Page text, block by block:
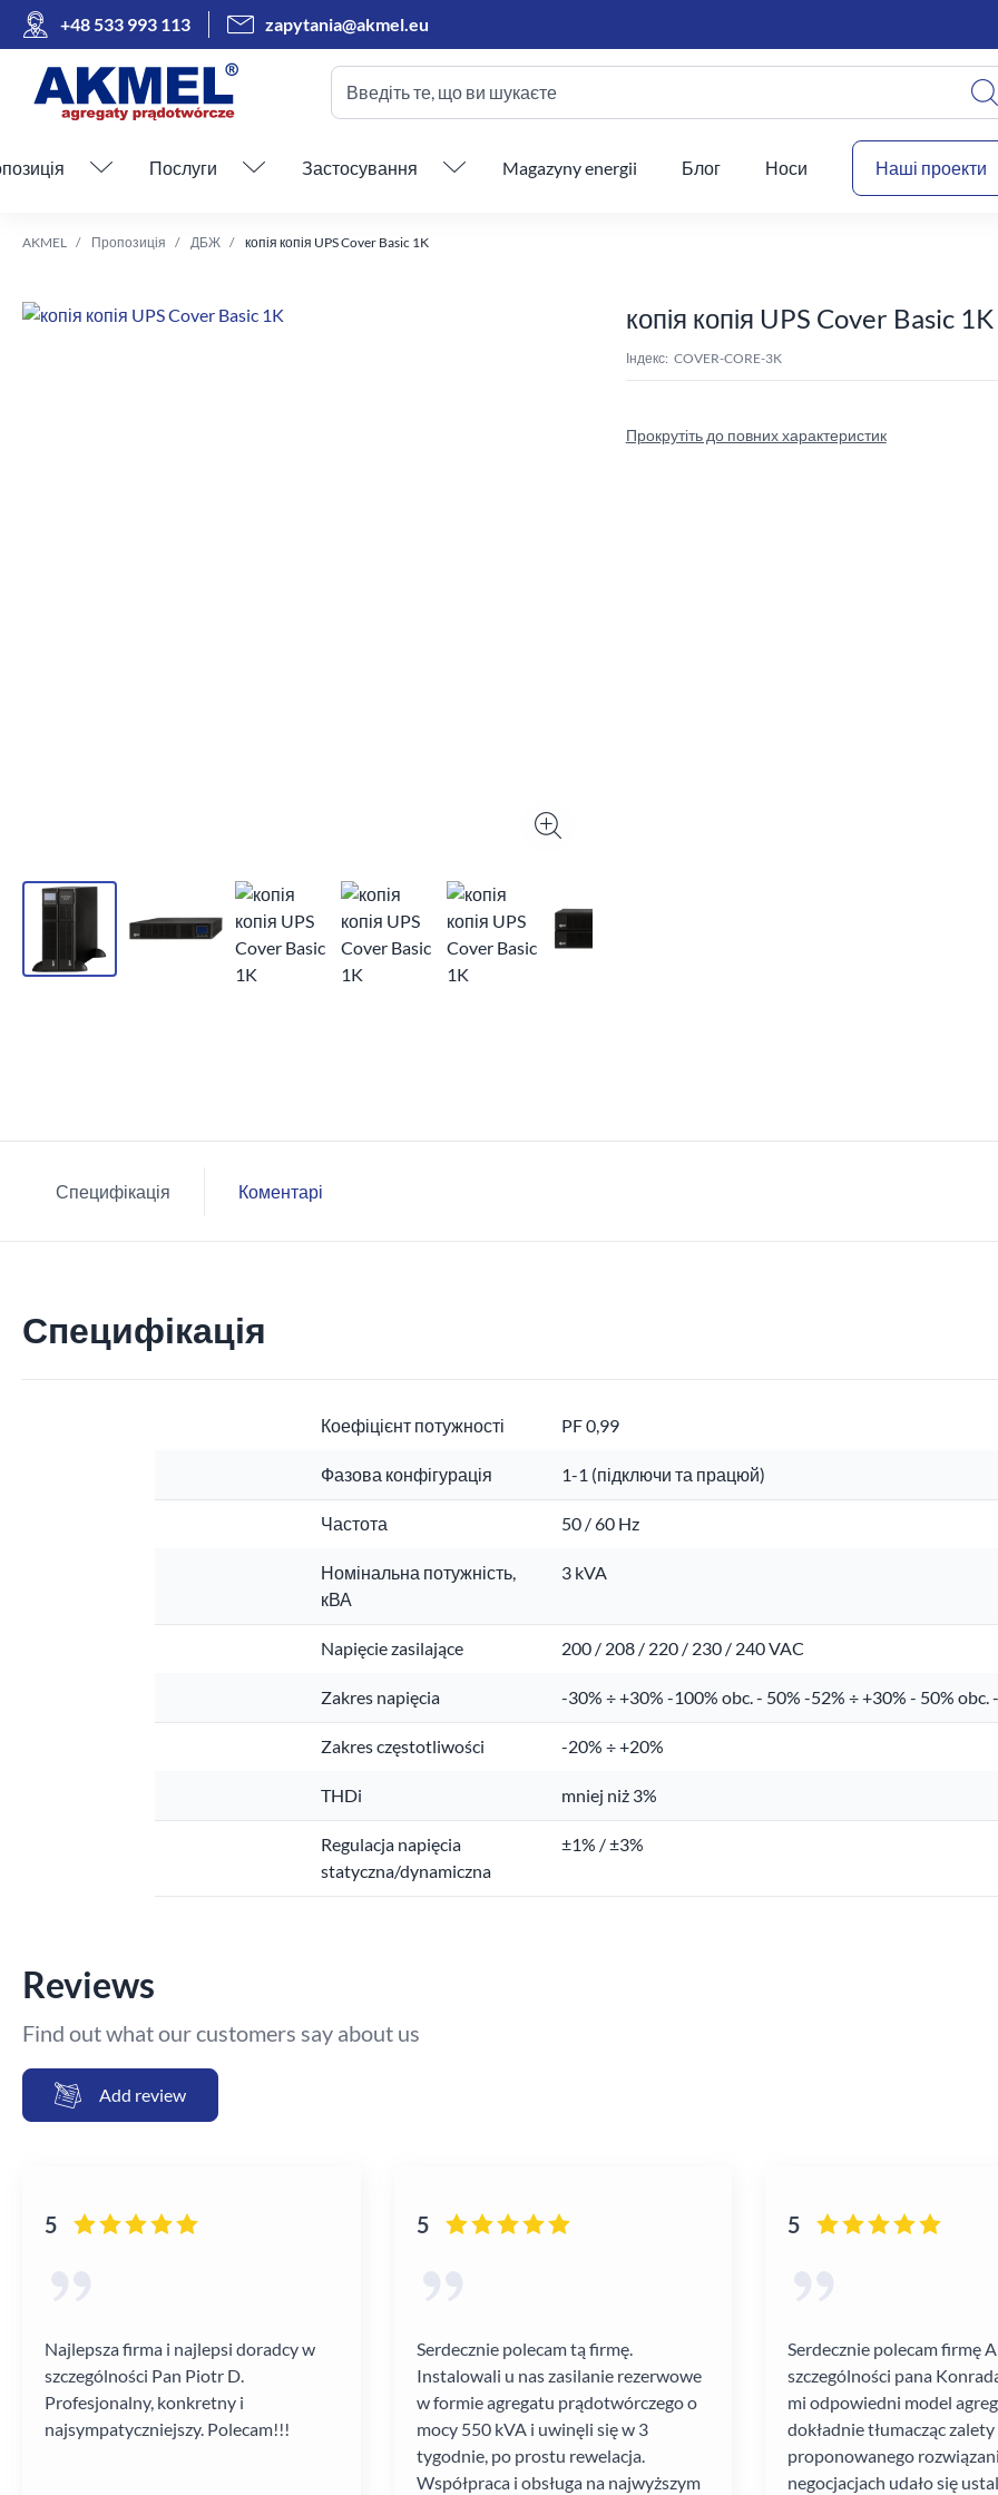
+48 533 993 113 zapytania@akmel.eu
Введіть те, що ви шукаєте
Пропустити меню
Послуги Застосування Magazyny energii Блог Носи Наші проекти
AKMEL Пропозиція ДБЖ копія копія UPS Cover Basic 1K
копія копія UPS Cover Basic 1K
Індекс: COVER-CORE-3K
Прокрутіть до повних характеристик
Специфікація Коментарі
Специфікація
Коефіцієнт потужності PF 0,99
Фазова конфігурація 1-1 (підключи та працюй)
Частота 50 / 60 Hz
Номінальна потужність,
кВА
3 kVA
Napięcie zasilające 200 / 208 / 220 / 230 / 240 VAC
Zakres napięcia -30% ÷ +30% -100% obc. - 50% -52% ÷ +30% - 50% obc.
Zakres częstotliwości -20% ÷ +20%
THDi mniej niż 3%
Regulacja napięcia
statyczna/dynamiczna
±1% / ±3%
Reviews
Find out what our customers say about us
Add review
5
Najlepsza firma i najlepsi doradcy w
szczególności Pan Piotr D.
Profesjonalny, konkretny i
najsympatyczniejszy. Polecam!!!
5
Serdecznie polecam tą firmę.
Instalowali u nas zasilanie rezerwowe
w formie agregatu prądotwórczego o
mocy 550 kVA i uwinęli się w 3
tygodnie, po prostu rewelacja.
Współpraca i obsługa na najwyższym
5
Serdecznie polecam firmę
szczególności pana
mi odpowiedni model
dokładnie tłumacząc zalety
proponowanego
negocjacjach udało się